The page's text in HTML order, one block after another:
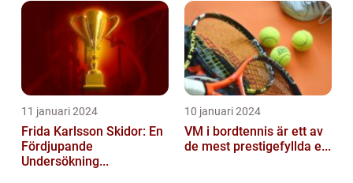
11 januari 2024
Frida Karlsson Skidor: En
Fördjupande
Undersökning...
10 januari 2024
VM i bordtennis är ett av
de mest prestigefyllda e...